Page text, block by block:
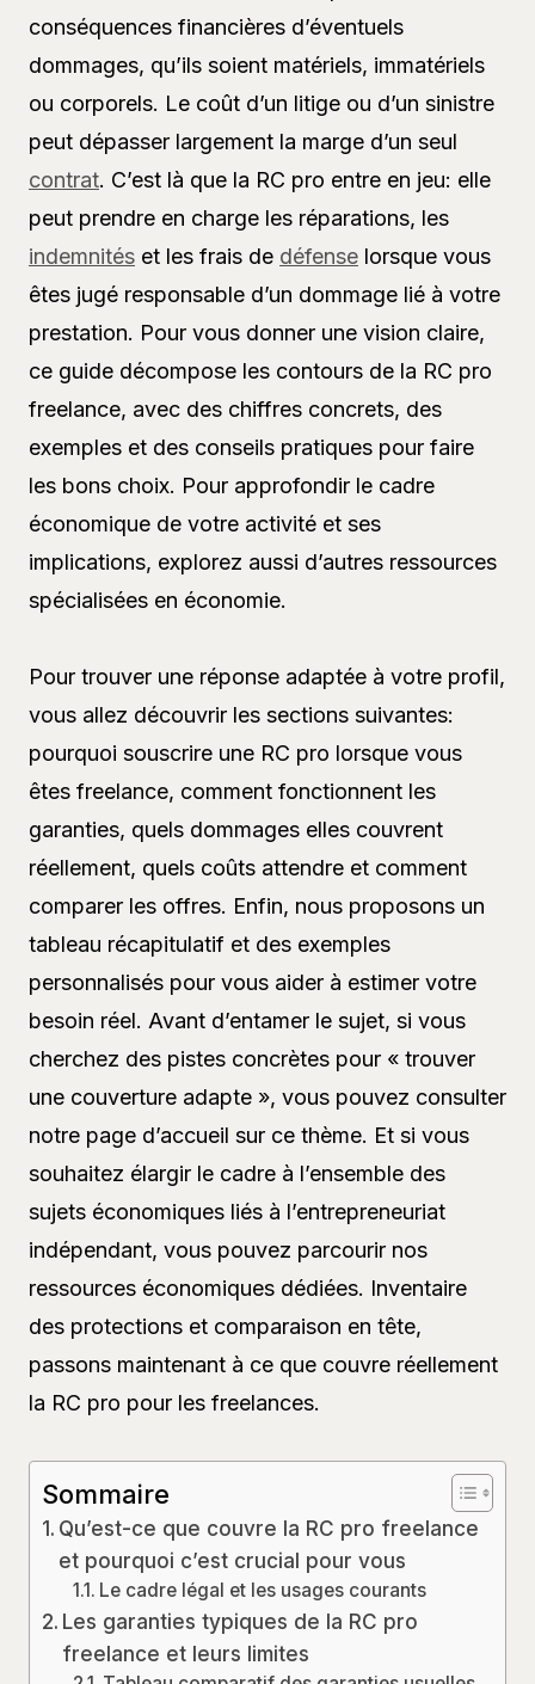
conséquences financières d’éventuels
dommages, qu’ils soient matériels, immatériels
ou corporels. Le coût d’un litige ou d’un sinistre
peut dépasser largement la marge d’un seul
contrat. C’est là que la RC pro entre en jeu: elle
peut prendre en charge les réparations, les
indemnités et les frais de défense lorsque vous
êtes jugé responsable d’un dommage lié à votre
prestation. Pour vous donner une vision claire,
ce guide décompose les contours de la RC pro
freelance, avec des chiffres concrets, des
exemples et des conseils pratiques pour faire
les bons choix. Pour approfondir le cadre
économique de votre activité et ses
implications, explorez aussi d’autres ressources
spécialisées en économie.
Pour trouver une réponse adaptée à votre profil,
vous allez découvrir les sections suivantes:
pourquoi souscrire une RC pro lorsque vous
êtes freelance, comment fonctionnent les
garanties, quels dommages elles couvrent
réellement, quels coûts attendre et comment
comparer les offres. Enfin, nous proposons un
tableau récapitulatif et des exemples
personnalisés pour vous aider à estimer votre
besoin réel. Avant d’entamer le sujet, si vous
cherchez des pistes concrètes pour « trouver
une couverture adapte », vous pouvez consulter
notre page d’accueil sur ce thème. Et si vous
souhaitez élargir le cadre à l’ensemble des
sujets économiques liés à l’entrepreneuriat
indépendant, vous pouvez parcourir nos
ressources économiques dédiées. Inventaire
des protections et comparaison en tête,
passons maintenant à ce que couvre réellement
la RC pro pour les freelances.
Sommaire
Qu’est-ce que couvre la RC pro freelance
et pourquoi c’est crucial pour vous
Le cadre légal et les usages courants
Les garanties typiques de la RC pro
freelance et leurs limites